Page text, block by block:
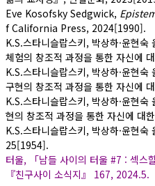
Eve Kosofsky Sedgwick,
f California Press, 2024[1990].
K.S.스타니슬랍스키, 박상하·윤현
체험의 창조적 과정을 통한 자신에
K.S.스타니슬랍스키, 박상하·윤현
구현의 창조적 과정을 통한 자신에
K.S.스타니슬랍스키, 박상하·윤현
현의 창조적 과정을 통한 자신에 대
K.S.스타니슬랍스키, 박상하·윤현
25[1954].
터울, 「남들 사이의 터울 #7 : 섹스
『친구사이 소식지』 167, 2024.5.